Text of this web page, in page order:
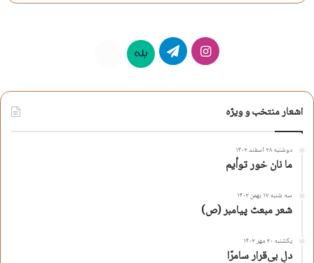
اینستاگرامتلگرام بله
اشعار منتخب و ویژه
دوشنبه ۲۸ اسفند ۱۴۰۲
ما نان خور توأیم
سه شنبه ۱۷ بهمن ۱۴۰۲
شعر مبعث پیامبر (ص)
یکشنبه ۳۰ مهر ۱۴۰۲
دلِ بی‌قرار سامرّا